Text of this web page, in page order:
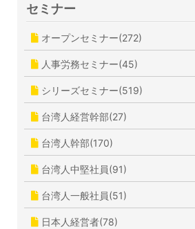
セミナー
オープンセミナー(272)
人事労務セミナー(45)
シリーズセミナー(519)
台湾人経営幹部(27)
台湾人幹部(170)
台湾人中堅社員(91)
台湾人一般社員(51)
日本人経営者(78)